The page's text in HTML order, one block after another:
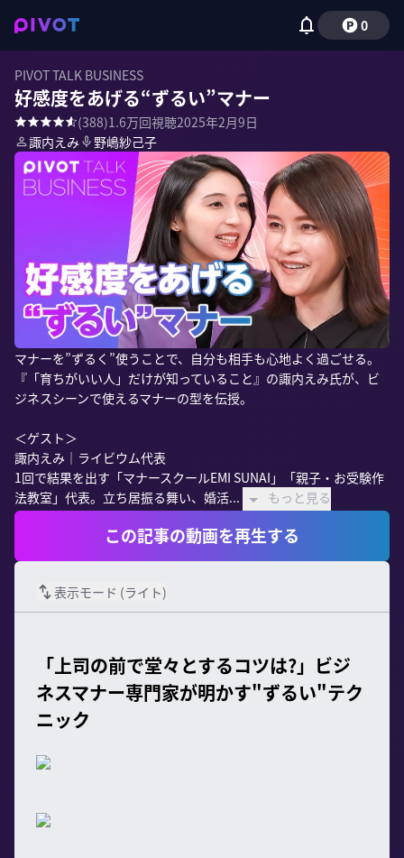
0
PIVOT TALK BUSINESS
好感度をあげる“ずるい”マナー
(388)1.6万回視聴2025年2月9日
諏内えみ
野嶋紗己子
マナーを”ずるく”使うことで、自分も相手も心地よく過ごせる。
『「育ちがいい人」だけが知っていること』の諏内えみ氏が、ビ
ジネスシーンで使えるマナーの型を伝授。
＜ゲスト＞
諏内えみ｜ライビウム代表
1回で結果を出す「マナースクールEMI SUNAI」「親子・お受験作
法教室」代表。立ち居振る舞い、婚活...
もっと見る
この記事の動画を再生する
表示モード (ライト)
「上司の前で堂々とするコツは?」ビジ
ネスマナー専門家が明かす"ずるい"テク
ニック